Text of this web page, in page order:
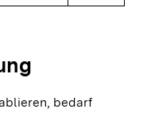
bedarf